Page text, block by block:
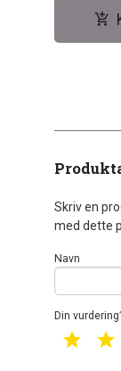
Skriv en
med dette
Navn
Din
1 star